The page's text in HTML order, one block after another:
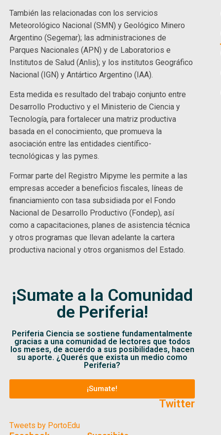
También las relacionadas con los servicios
Meteorológico Nacional (SMN) y Geológico Minero
Argentino (Segemar); las administraciones de
Parques Nacionales (APN) y de Laboratorios e
Institutos de Salud (Anlis); y los institutos Geográfico
Nacional (IGN) y Antártico Argentino (IAA).
Esta medida es resultado del trabajo conjunto entre
Desarrollo Productivo y el Ministerio de Ciencia y
Tecnología, para fortalecer una matriz productiva
basada en el conocimiento, que promueva la
asociación entre las entidades científico-
tecnológicas y las pymes.
Formar parte del Registro Mipyme les permite a las
empresas acceder a beneficios fiscales, líneas de
financiamiento con tasa subsidiada por el Fondo
Nacional de Desarrollo Productivo (Fondep), así
como a capacitaciones, planes de asistencia técnica
y otros programas que llevan adelante la cartera
productiva nacional y otros organismos del Estado.
¡Sumate a la Comunidad
de Periferia!
Periferia Ciencia se sostiene fundamentalmente
gracias a una comunidad de lectores que todos
los meses, de acuerdo a sus posibilidades, hacen
su aporte. ¿Querés que exista un medio como
Periferia?
¡Sumate!
Twitter
Tweets by PortoEdu